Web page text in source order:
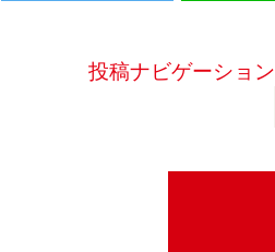
投稿ナビゲーション